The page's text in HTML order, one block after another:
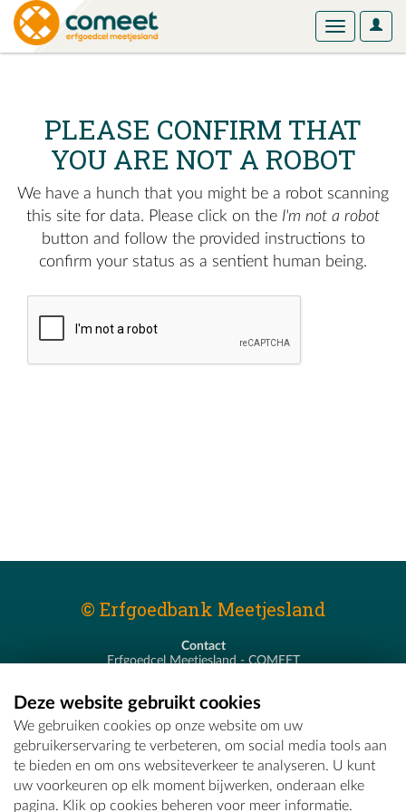
User
Toggle
PLEASE CONFIRM THAT
YOU ARE NOT A ROBOT
We have a hunch that you might be a robot scanning
this site for data. Please click on the I'm not a robot
button and follow the provided instructions to
confirm your status as a sentient human being.
© Erfgoedbank Meetjesland
Contact
Erfgoedcel Meetjesland - COMEET
T - 09 373 75 96
E -erfgoedcel@comeet.be
Deze website gebruikt cookies
We gebruiken cookies op onze website om uw
gebruikerservaring te verbeteren, om social media tools aan
te bieden en om ons websiteverkeer te analyseren. U kunt
uw voorkeuren op elk moment bijwerken, onderaan elke
pagina. Klik op cookies beheren voor meer informatie.